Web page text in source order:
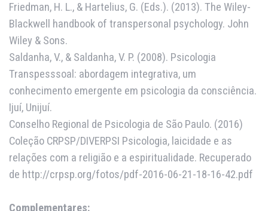
Friedman, H. L., & Hartelius, G. (Eds.). (2013). The Wiley-
Blackwell handbook of transpersonal psychology. John
Wiley & Sons.
Saldanha, V., & Saldanha, V. P. (2008). Psicologia
Transpesssoal: abordagem integrativa, um
conhecimento emergente em psicologia da consciência.
Ijuí, Unijuí.
Conselho Regional de Psicologia de São Paulo. (2016)
Coleção CRPSP/DIVERPSI Psicologia, laicidade e as
relações com a religião e a espiritualidade. Recuperado
de http://crpsp.org/fotos/pdf-2016-06-21-18-16-42.pdf
Complementares: